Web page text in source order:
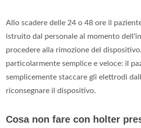
Allo scadere delle 24 o 48 ore il
istruito dal personale al momento
procedere alla rimozione del
particolarmente semplice e veloce: il
semplicemente staccare gli elettrodi
riconsegnare il dispositivo.
Cosa non fare con holter